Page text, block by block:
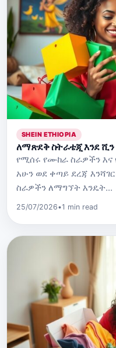
SHEIN ETHIOPIA
ለማጽደቅ ስትራቴጂ እንደ
የሚሰሩ የሙከራ ስራዎችን
አሁን ወደ ቀጣይ ደረጃ
ስራዎችን ለማግኘት እንዴት...
25/07/2026•1 min read